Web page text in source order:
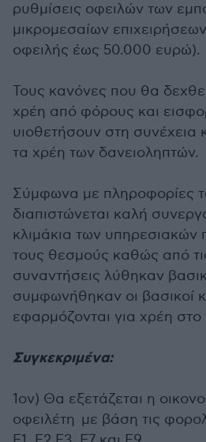
ρυθμίσεις οφειλών των
μικρομεσαίων
οφειλής έως 50.000 ευρώ).
Τους κανόνες που θα
χρέη από φόρους και
υιοθετήσουν στη συνέχεια
τα χρέη των δανειοληπτών.
Σύμφωνα με πληροφορίες
διαπιστώνεται καλή
κλιμάκια των
τους θεσμούς καθώς από
συναντήσεις λύθηκαν
συμφωνήθηκαν οι βασικοί
εφαρμόζονται για χρέη στο
Συγκεκριμένα:
1ον) Θα εξετάζεται η
οφειλέτη με βάση τις